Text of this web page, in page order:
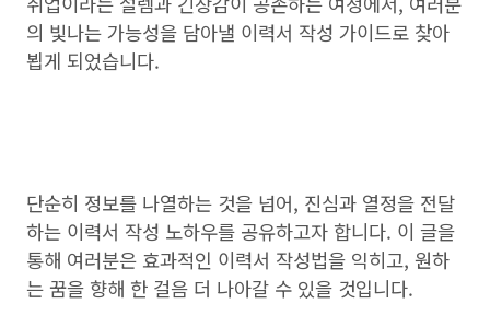
의 빛나는 가능성을 담아낼 이력서 작성 가이드로 찾아
뵙게 되었습니다.
단순히 정보를 나열하는 것을 넘어, 진심과 열정을 전달
하는 이력서 작성 노하우를 공유하고자 합니다. 이 글을
통해 여러분은 효과적인 이력서 작성법을 익히고, 원하
는 꿈을 향해 한 걸음 더 나아갈 수 있을 것입니다.